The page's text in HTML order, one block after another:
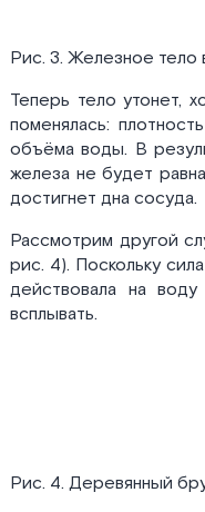
Рис. 3. Железное тело
Теперь тело утонет,
поменялась:
объёма воды. В
железа не будет
достигнет дна сосуда.
Рассмотрим другой
рис. 4). Поскольку
действовала на
всплывать.
Рис. 4. Деревянный